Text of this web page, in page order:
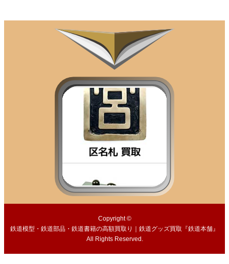
Copyright ©
鉄道模型・鉄道部品・鉄道書籍の高額買取り｜鉄道グッズ買取『鉄道本舗』
All Rights Reserved.